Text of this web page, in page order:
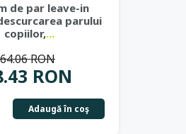
de par leave-in
parului
copiilor,...
RON
64.06 RON
Adaugă în coş